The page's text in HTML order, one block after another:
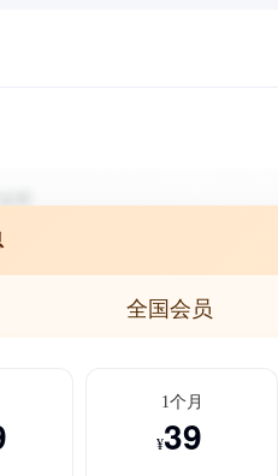
全国会员
1个月
¥39